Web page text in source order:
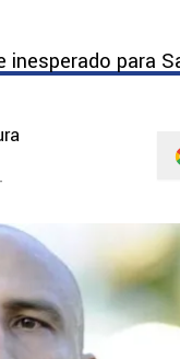
inesperado para